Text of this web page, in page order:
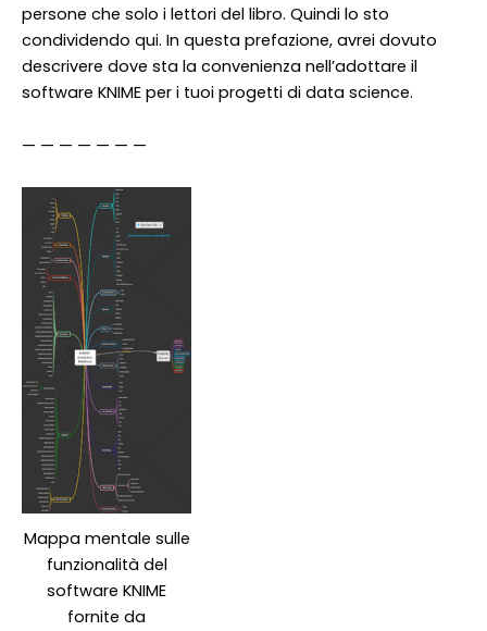
persone che solo i lettori del libro. Quindi lo sto
condividendo qui. In questa prefazione, avrei dovuto
descrivere dove sta la convenienza nell’adottare il
software KNIME per i tuoi progetti di data science.
— — — — — — —
Mappa mentale sulle
funzionalità del
software KNIME
fornite da